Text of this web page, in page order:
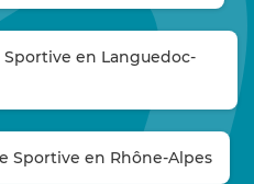
en Languedoc-
Sportive en Rhône-Alpes